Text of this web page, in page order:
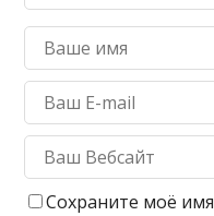
Сохраните моё